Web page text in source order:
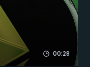
00:28